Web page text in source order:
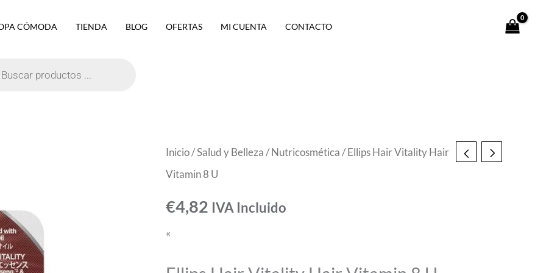
CÓMODA TIENDA BLOG OFERTAS MI CUENTA CONTACTO
Inicio/Salud y Belleza / Nutricosmética / Ellips Hair Vitality Hair
Vitamin 8 U
€4,82 IVA Incluido
«